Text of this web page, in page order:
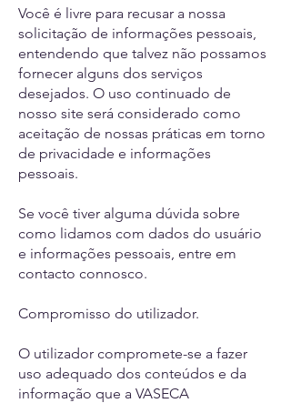
Você é livre para recusar a nossa
solicitação de informações pessoais,
entendendo que talvez não possamos
fornecer alguns dos serviços
desejados. O uso continuado de
nosso site será considerado como
aceitação de nossas práticas em torno
de privacidade e informações
pessoais.
Se você tiver alguma dúvida sobre
como lidamos com dados do usuário
e informações pessoais, entre em
contacto connosco.
Compromisso do utilizador.
O utilizador compromete-se a fazer
uso adequado dos conteúdos e da
informação que a VASECA